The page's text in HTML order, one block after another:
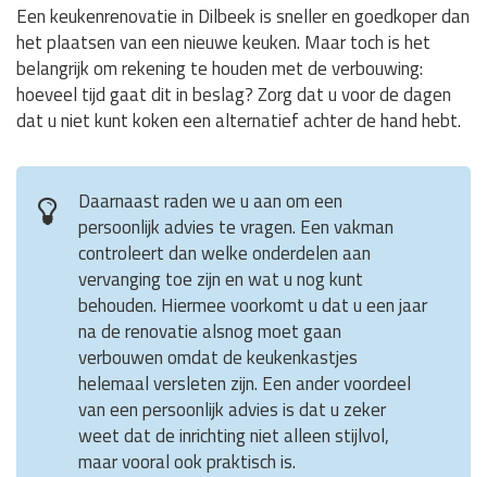
Een keukenrenovatie in Dilbeek is sneller en goedkoper dan
het plaatsen van een nieuwe keuken. Maar toch is het
belangrijk om rekening te houden met de verbouwing:
hoeveel tijd gaat dit in beslag? Zorg dat u voor de dagen
dat u niet kunt koken een alternatief achter de hand hebt.
Daarnaast raden we u aan om een
persoonlijk advies te vragen. Een vakman
controleert dan welke onderdelen aan
vervanging toe zijn en wat u nog kunt
behouden. Hiermee voorkomt u dat u een jaar
na de renovatie alsnog moet gaan
verbouwen omdat de keukenkastjes
helemaal versleten zijn. Een ander voordeel
van een persoonlijk advies is dat u zeker
weet dat de inrichting niet alleen stijlvol,
maar vooral ook praktisch is.